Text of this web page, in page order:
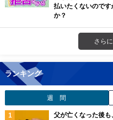
払いたくないのです
か？
さら
ランキング
週 間
父が亡くなった後